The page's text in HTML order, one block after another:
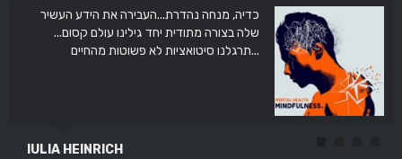
כדיה, מנחה נהדרת...העבירה את הידע העשיר
שלה בצורה מתודית יחד גילינו עולם קסום...
תרגלנו סיטואציות לא פשוטות מהחיים...
IULIA HEINRICH
את עוזרת ממש תודה לך על המדיטציה שעשית
איתנו בכיתה תודה
אברהים סרור